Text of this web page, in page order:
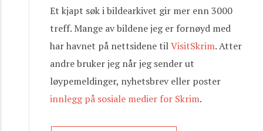
Et kjapt søk i bildearkivet gir mer enn 3000
treff. Mange av bildene jeg er fornøyd med
har havnet på nettsidene tilVisitSkrim. Atter
andre bruker jeg når jeg sender ut
løypemeldinger, nyhetsbrev eller poster
innlegg på sosiale medier for Skrim.